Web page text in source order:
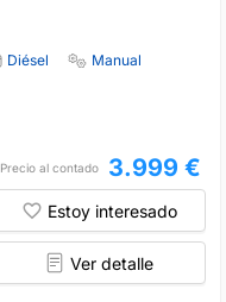
Diésel
Manual
Precio al contado 3.999 €
Estoy interesado
Ver detalle